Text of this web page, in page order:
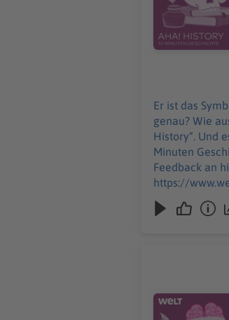
Er ist das
genau? Wie
History“. Und es
Minuten
Feedback an history@welt.de. Produktion: Marvin
https://
https://
Audiotitel -